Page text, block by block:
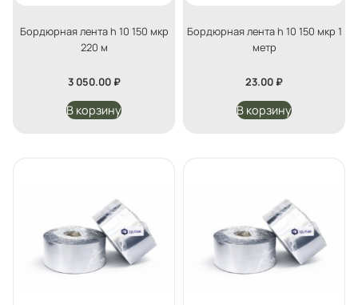
Бордюрная лента h 10 150 мкр
220 м
3 050.00 ₽
В корзину
Бордюрная лента h 10 150 мкр 1
метр
23.00 ₽
В корзину